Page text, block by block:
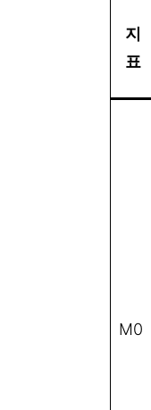
지
표
M0